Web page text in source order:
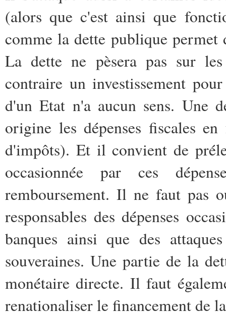
(alors que c'est ainsi que
comme la dette publique
La dette ne pèsera pas sur
contraire un investissement
d'un Etat n'a aucun sens. Une
origine les dépenses fiscales
d'impôts). Et il convient de
occasionnée par ces
remboursement. Il ne faut pas
responsables des dépenses
banques ainsi que des
souveraines. Une partie de la
monétaire directe. Il faut
renationaliser le financement de